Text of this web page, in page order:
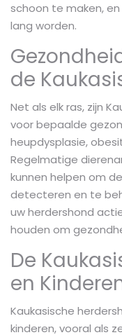
schoon te maken,
lang worden.
de
Net als elk ras, zijn
voor bepaalde
heupdysplasie,
Regelmatige
kunnen helpen om
detecteren en te
uw herdershond
houden om
De
en
Kaukasische
kinderen, vooral als